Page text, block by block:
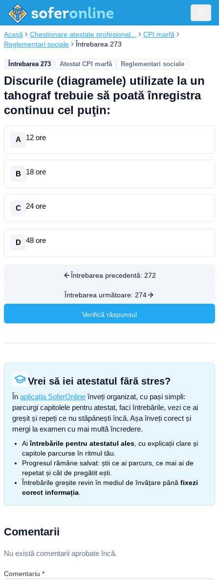
Acasă Chestionare atestate profesional...
CPI marfă
Reglementari sociale
Întrebarea 273
Întrebarea 273 Atestat CPI marfă Reglementari sociale
Discurile (diagramele) utilizate la un
tahograf trebuie să poată înregistra
continuu cel puţin:
A 12 ore
B 18 ore
C 24 ore
D 48 ore
Întrebarea precedentă: 272
Întrebarea următoare: 274
Verifică răspunsul
Vrei să iei atestatul fără stres?
În aplicația SoferOnline înveți organizat, cu pași simpli:
parcurgi capitolele pentru atestat, faci întrebările, vezi ce ai
greșit și repeți ce nu stăpânești încă. Așa înveți corect și
mergi la examen cu mai multă încredere.
Aiîntrebările pentru atestatul ales , cu explicații clare și
capitole parcurse în ritmul tău.
Progresul rămâne salvat: știi ce ai parcurs, ce mai ai de
repetat și cât de pregătit ești.
Întrebările greșite revin în mediul de învățare până fixezi
corect informația
Comentarii
Nu există comentarii aprobate încă.
Comentariu *